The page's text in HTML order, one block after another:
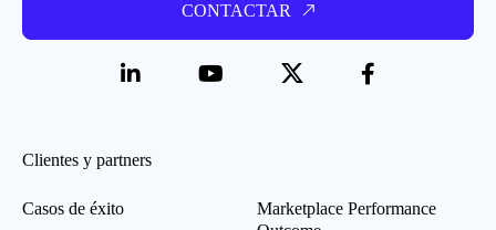
CONTACTAR
Clientes y partners
Casos de éxito
Marketplace Performance